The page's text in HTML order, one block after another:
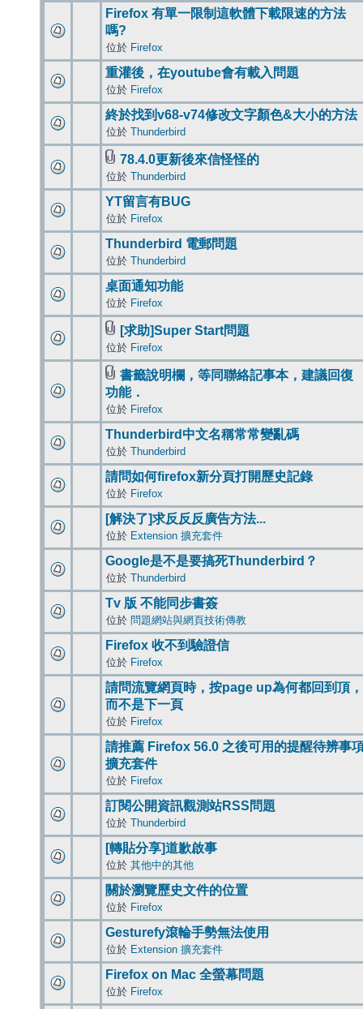
Firefox 有單一限制這軟體下載限速的方法
嗎?
位於 Firefox
重灌後，在youtube會有載入問題
位於 Firefox
終於找到v68-v74修改文字顏色&大小的方法
位於 Thunderbird
78.4.0更新後來信怪怪的
位於 Thunderbird
YT留言有BUG
位於 Firefox
Thunderbird 電郵問題
位於 Thunderbird
桌面通知功能
位於 Firefox
[求助]Super Start問題
位於 Firefox
書籤說明欄，等同聯絡記事本，建議回復
功能．
位於 Firefox
Thunderbird中文名稱常常變亂碼
位於 Thunderbird
請問如何firefox新分頁打開歷史記錄
位於 Firefox
[解決了]求反反反廣告方法...
位於 Extension 擴充套件
Google是不是要搞死Thunderbird？
位於 Thunderbird
Tv 版 不能同步書簽
位於 問題網站與網頁技術傳教
Firefox 收不到驗證信
位於 Firefox
請問流覽網頁時，按page up為何都回到頂，
而不是下一頁
位於 Firefox
請推薦 Firefox 56.0 之後可用的提醒待辨事
擴充套件
位於 Firefox
訂閱公開資訊觀測站RSS問題
位於 Thunderbird
[轉貼分享]道歉啟事
位於 其他中的其他
關於瀏覽歷史文件的位置
位於 Firefox
Gesturefy滾輪手勢無法使用
位於 Extension 擴充套件
Firefox on Mac 全螢幕問題
位於 Firefox